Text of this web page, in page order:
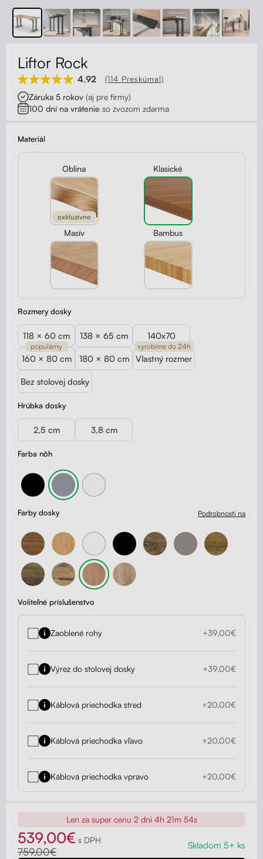
Kolieska
Stojany na monitor - Riser
Skrinky so zásuvkami a zásuvky
Akustické paravány
Opierky
Kontakt
Liftor Rock
4.92 (114 Preskúmal)
Záruka 5 rokov (aj pre firmy)
100 dní na vrátenie so zvozom zdarma
Materiál
Oblina
exkluzívne
Klasické
Masív Bambus
Farba nôh
Hrúbka dosky
2,5 cm 3,8 cm
Rozmery dosky
118 × 60 cm 138 × 65 cm 140x70
160 × 80 cm
populárny
180 × 80 cm Vlastný rozmer
vyrobíme do 24h
Bez stolovej dosky
Farby dosky Podrobnosti na
Voliteľné príslušenstvo
Zaoblené rohy +39,00€
Výrez do stolovej dosky +39,00€
Káblová priechodka stred +20,00€
Káblová priechodka vľavo +20,00€
Káblová priechodka vpravo +20,00€
Len za super cenu 2 dni 4h 21m 52s
539,00€ s DPH
759,00€
Skladom 5+ ks